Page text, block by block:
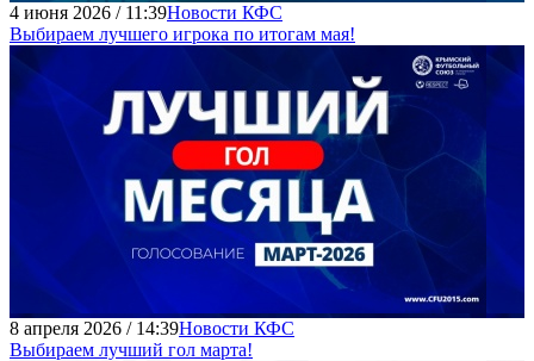
4 июня 2026 / 11:39Новости КФС
Выбираем лучшего игрока по итогам мая!
8 апреля 2026 / 14:39Новости КФС
Выбираем лучший гол марта!